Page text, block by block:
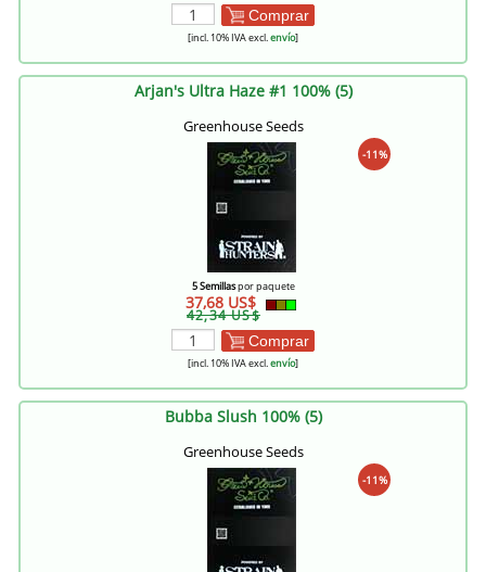
Comprar
[incl. 10% IVA excl.envío]
Arjan's Ultra Haze #1 100% (5)
Greenhouse Seeds
-11%
5 Semillaspor paquete
37,68 US$
42,34 US$
Comprar
[incl. 10% IVA excl.envío]
Bubba Slush 100% (5)
Greenhouse Seeds
-11%